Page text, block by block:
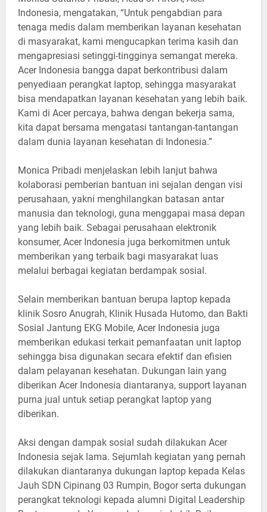
Indonesia, mengatakan, “Untuk pengabdian para
tenaga medis dalam memberikan layanan kesehatan
di masyarakat, kami mengucapkan terima kasih dan
mengapresiasi setinggi-tingginya semangat mereka.
Acer Indonesia bangga dapat berkontribusi dalam
penyediaan perangkat laptop, sehingga masyarakat
bisa mendapatkan layanan kesehatan yang lebih baik.
Kami di Acer percaya, bahwa dengan bekerja sama,
kita dapat bersama mengatasi tantangan-tantangan
dalam dunia layanan kesehatan di Indonesia.”
Monica Pribadi menjelaskan lebih lanjut bahwa
kolaborasi pemberian bantuan ini sejalan dengan visi
perusahaan, yakni menghilangkan batasan antar
manusia dan teknologi, guna menggapai masa depan
yang lebih baik. Sebagai perusahaan elektronik
konsumer, Acer Indonesia juga berkomitmen untuk
memberikan yang terbaik bagi masyarakat luas
melalui berbagai kegiatan berdampak sosial.
Selain memberikan bantuan berupa laptop kepada
klinik Sosro Anugrah, Klinik Husada Hutomo, dan Bakti
Sosial Jantung EKG Mobile, Acer Indonesia juga
memberikan edukasi terkait pemanfaatan unit laptop
sehingga bisa digunakan secara efektif dan efisien
dalam pelayanan kesehatan. Dukungan lain yang
diberikan Acer Indonesia diantaranya, support layanan
purna jual untuk setiap perangkat laptop yang
diberikan.
Aksi dengan dampak sosial sudah dilakukan Acer
Indonesia sejak lama. Sejumlah kegiatan yang pernah
dilakukan diantaranya dukungan laptop kepada Kelas
Jauh SDN Cipinang 03 Rumpin, Bogor serta dukungan
perangkat teknologi kepada alumni Digital Leadership